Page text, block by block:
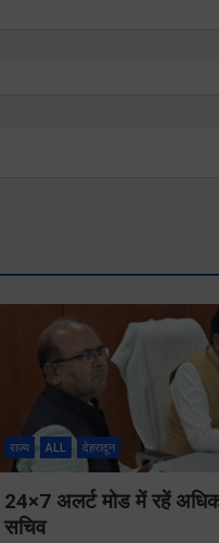
राज्य ALL देहरादून
24×7 अलर्ट मोड में रहें
सचिव